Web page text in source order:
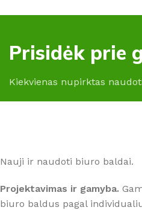
Prisidėk prie
Kiekvienas nupirktas
Nauji ir naudoti biuro baldai.
Projektavimas ir gamyba.
biuro baldus pagal